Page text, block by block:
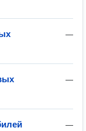
—
—
—